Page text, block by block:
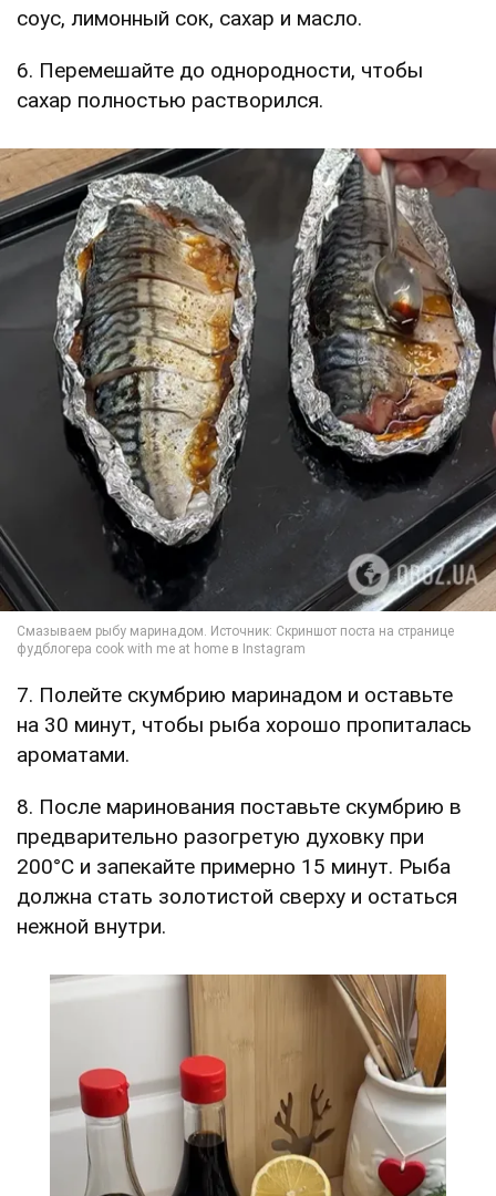
соус, лимонный сок, сахар и масло.
6. Перемешайте до однородности, чтобы
сахар полностью растворился.
7. Полейте скумбрию маринадом и оставьте
на 30 минут, чтобы рыба хорошо пропиталась
ароматами.
8. После маринования поставьте скумбрию в
предварительно разогретую духовку при
200°C и запекайте примерно 15 минут. Рыба
должна стать золотистой сверху и остаться
нежной внутри.